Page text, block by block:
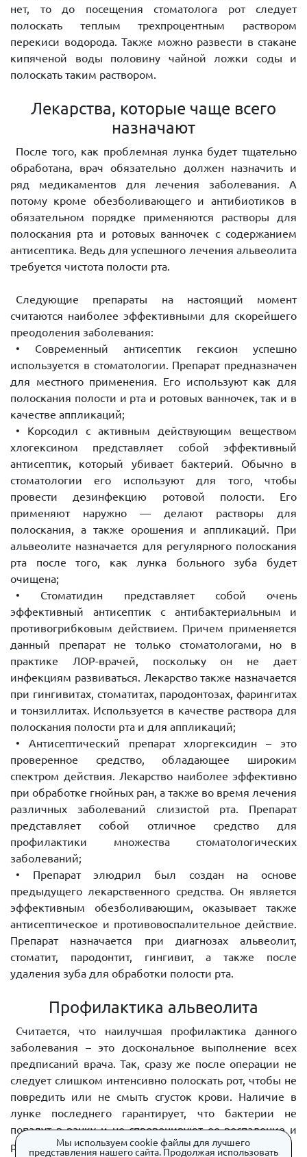
Мы используем cookie файлы для лучшего
представления нашего сайта. Продолжая использовать
нет, то до посещения стоматолога рот следует
полоскать теплым трехпроцентным раствором
перекиси водорода. Также можно развести в стакане
кипяченой воды половину чайной ложки соды и
полоскать таким раствором.
Лекарства, которые чаще всего
назначают
После того, как проблемная лунка будет тщательно
обработана, врач обязательно должен назначить и
ряд медикаментов для лечения заболевания. А
потому кроме обезболивающего и антибиотиков в
обязательном порядке применяются растворы для
полоскания рта и ротовых ванночек с содержанием
антисептика. Ведь для успешного лечения альвеолита
требуется чистота полости рта.
Следующие препараты на настоящий момент
считаются наиболее эффективными для скорейшего
преодоления заболевания:
• Современный антисептик гексион успешно
используется в стоматологии. Препарат предназначен
для местного применения. Его используют как для
полоскания полости и рта и ротовых ванночек, так и в
качестве аппликаций;
• Корсодил с активным действующим веществом
хлогексином представляет собой эффективный
антисептик, который убивает бактерий. Обычно в
стоматологии его используют для того, чтобы
провести дезинфекцию ротовой полости. Его
применяют наружно — делают растворы для
полоскания, а также орошения и аппликаций. При
альвеолите назначается для регулярного полоскания
рта после того, как лунка больного зуба будет
очищена;
• Стоматидин представляет собой очень
эффективный антисептик с антибактериальным и
противогрибковым действием. Причем применяется
данный препарат не только стоматологами, но в
практике ЛОР-врачей, поскольку он не дает
инфекциям развиваться. Лекарство также назначается
при гингивитах, стоматитах, пародонтозах, фарингитах
и тонзиллитах. Используется в качестве раствора для
полоскания полости рта и для аппликаций;
• Антисептический препарат хлоргексидин – это
проверенное средство, обладающее широким
спектром действия. Лекарство наиболее эффективно
при обработке гнойных ран, а также во время лечения
различных заболеваний слизистой рта. Препарат
представляет собой отличное средство для
профилактики множества стоматологических
заболеваний;
• Препарат элюдрил был создан на основе
предыдущего лекарственного средства. Он является
эффективным обезболивающим, оказывает также
антисептическое и противовоспалительное действие.
Препарат назначается при диагнозах альвеолит,
стоматит, пародонтит, гингивит, а также после
удаления зуба для обработки полости рта.
Профилактика альвеолита
Считается, что наилучшая профилактика данного
заболевания – это доскональное выполнение всех
предписаний врача. Так, сразу же после операции не
следует слишком интенсивно полоскать рот, чтобы не
повредить или не смыть сгусток крови. Наличие в
лунке последнего гарантирует, что бактерии не
попадут в ранку и не спровоцируют ее воспаление и
развитие альвеолита.